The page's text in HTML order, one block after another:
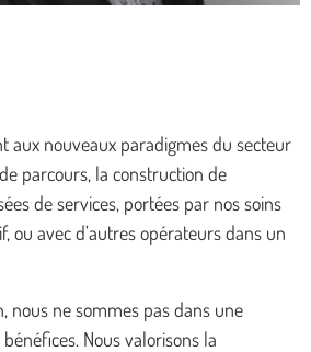
aux nouveaux paradigmes du secteur
parcours, la construction de
de services, portées par nos soins
ou avec d’autres opérateurs dans un
nous ne sommes pas dans une
Nous valorisons la